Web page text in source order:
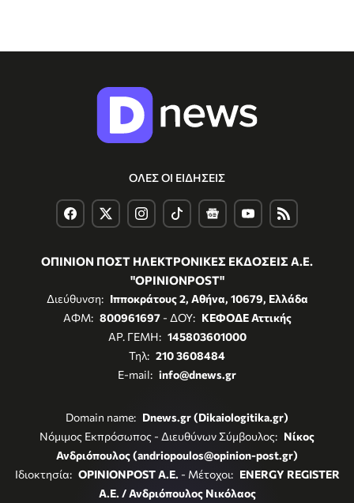
ΟΛΕΣ ΟΙ ΕΙΔΗΣΕΙΣ
ΟΠΙΝΙΟΝ ΠΟΣΤ ΗΛΕΚΤΡΟΝΙΚΕΣ ΕΚΔΟΣΕΙΣ Α.Ε.
"OPINIONPOST"
Διεύθυνση: Ιπποκράτους 2, Αθήνα, 10679, Ελλάδα
ΑΦΜ: 800961697- ΔΟΥ: ΚΕΦΟΔΕ Αττικής
ΑΡ. ΓΕΜΗ: 145803601000
Τηλ: 210 3608484
E-mail: info@dnews.gr
Domain name: Dnews.gr (Dikaiologitika.gr)
Νόμιμος Εκπρόσωπος - Διευθύνων Σύμβουλος: Νίκος
Ανδριόπουλος (andriopoulos@opinion-post.gr)
Ιδιοκτησία: OPINIONPOST A.E. - Μέτοχοι: ENERGY REGISTER
Α.Ε. / Ανδριόπουλος Νικόλαος